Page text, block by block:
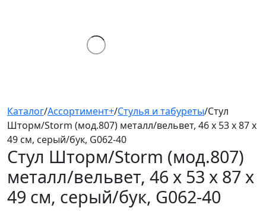
Каталог/Ассортимент+/Стулья и табуреты/Стул
Шторм/Storm (мод.807) металл/вельвет, 46 х 53 х 87 х
49 см, серый/бук, G062-40
Стул Шторм/Storm (мод.807)
металл/вельвет, 46 х 53 х 87 х
49 см, серый/бук, G062-40